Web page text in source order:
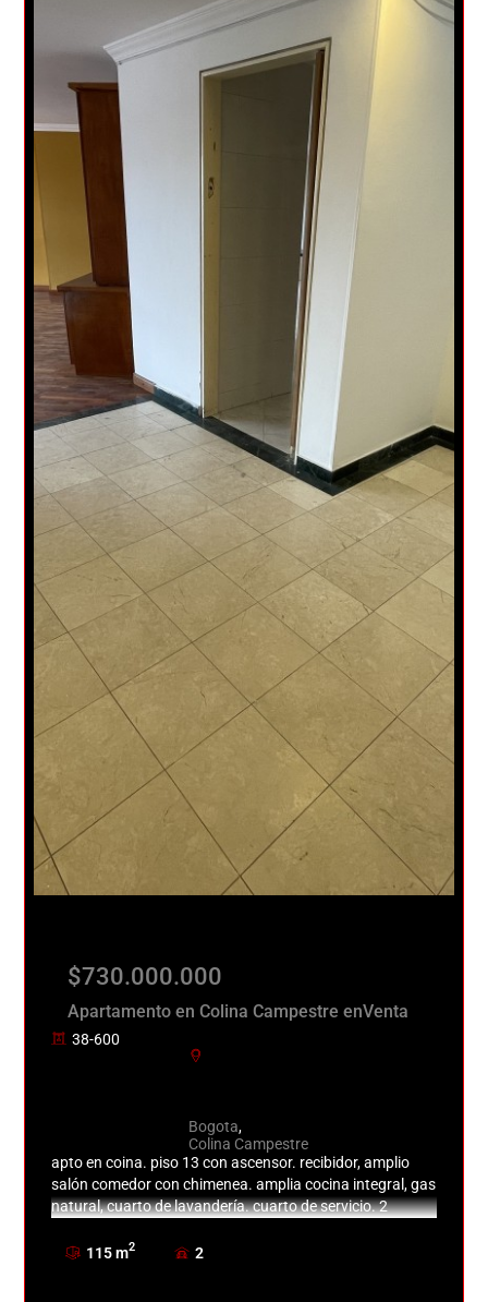
$730.000.000
Apartamento en Colina Campestre enVenta
38-600
Bogota,
Colina Campestre
apto en coina. piso 13 con ascensor. recibidor, amplio
salón comedor con chimenea. amplia cocina integral, gas
natural, cuarto de lavandería. cuarto de servicio. 2
porcelanato. 2 garajes cubiertos y depósito. conjunto
115 m2 2